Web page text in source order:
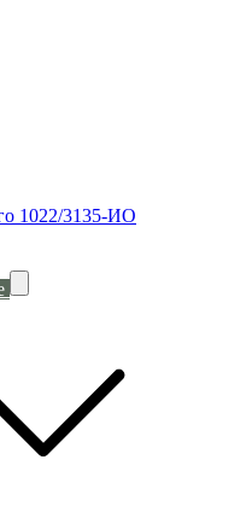
1022/3135-ИО